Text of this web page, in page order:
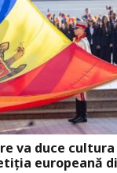
va duce cultura
europeană